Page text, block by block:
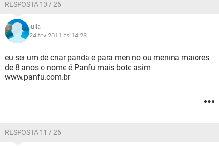
RESPOSTA 10 / 26
julia
24 fev 2011 às 14:23
eu sei um de criar panda e para menino ou menina maiores
de 8 anos o nome é Panfu mais bote asim
www.panfu.com.br
RESPOSTA 11 / 26